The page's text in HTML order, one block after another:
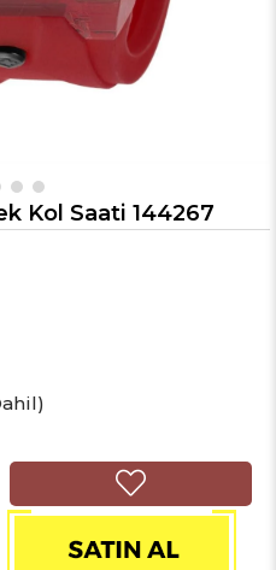
Kol Saati 144267